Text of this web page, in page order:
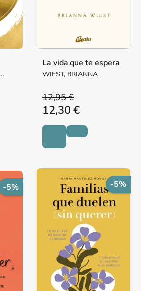
La vida que te espera
WIEST, BRIANNA
12,95 €
12,30 €
-5% -5%